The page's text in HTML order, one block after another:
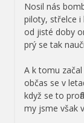
Nosil nás
piloty, střelce i
od jisté doby
prý se tak
A k tomu
občas se v
když se to
my jsme však